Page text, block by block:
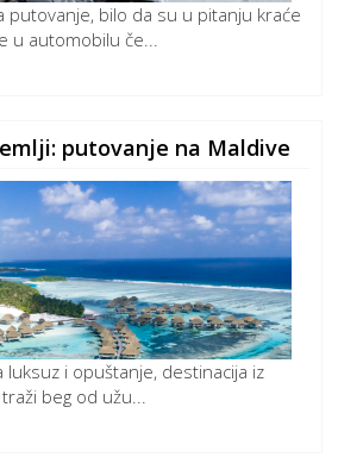
putovanje, bilo da su u pitanju kraće
u automobilu če...
putovanje na Maldive
luksuz i opuštanje, destinacija iz
beg od užu...